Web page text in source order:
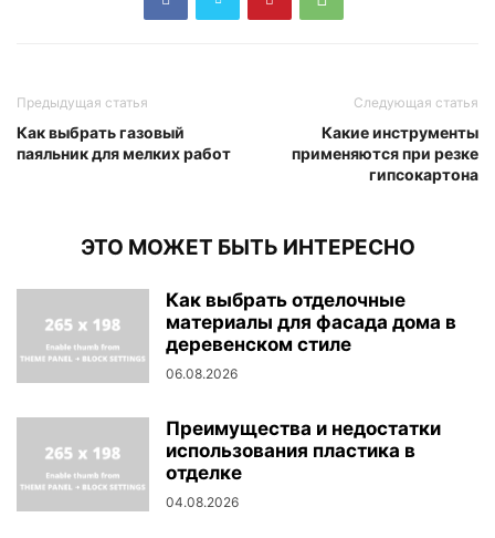
Предыдущая статья
Как выбрать газовый
паяльник для мелких работ
Следующая статья
Какие инструменты
применяются при резке
гипсокартона
ЭТО МОЖЕТ БЫТЬ ИНТЕРЕСНО
Как выбрать отделочные
материалы для фасада дома в
деревенском стиле
06.08.2026
Преимущества и недостатки
использования пластика в
отделке
04.08.2026